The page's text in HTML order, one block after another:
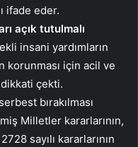
ifade eder.
açık tutulmalı
insani yardımların
korunması için acil ve
çekti.
bırakılması
Milletler kararlarının,
sayılı kararlarının